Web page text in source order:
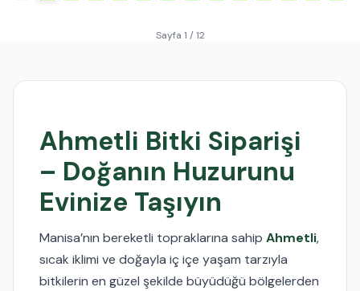
Sayfa 1 / 12
Ahmetli Bitki Siparişi
– Doğanın Huzurunu
Evinize Taşıyın
Manisa’nın bereketli topraklarına sahip Ahmetli,
sıcak iklimi ve doğayla iç içe yaşam tarzıyla
bitkilerin en güzel şekilde büyüdüğü bölgelerden